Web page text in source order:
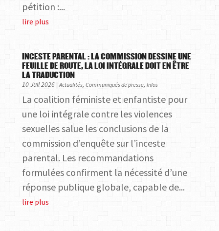
pétition :...
lire plus
INCESTE PARENTAL : LA COMMISSION DESSINE UNE
FEUILLE DE ROUTE, LA LOI INTÉGRALE DOIT EN ÊTRE
LA TRADUCTION
10 Juil 2026|Actualités, Communiqués de presse, Infos
La coalition féministe et enfantiste pour
une loi intégrale contre les violences
sexuelles salue les conclusions de la
commission d’enquête sur l’inceste
parental. Les recommandations
formulées confirment la nécessité d’une
réponse publique globale, capable de...
lire plus